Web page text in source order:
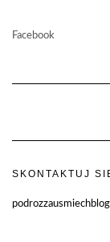
Facebook
SKONTAKTUJ